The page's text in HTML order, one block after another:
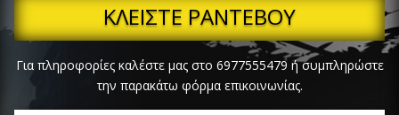
ΚΛΕΙΣΤΕ ΡΑΝΤΕΒΟΥ
Για πληροφορίες καλέστε μας στο 6977555479 ή συμπληρώστε
την παρακάτω φόρμα επικοινωνίας.